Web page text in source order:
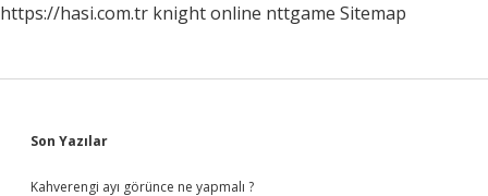
https://hasi.com.tr knight online nttgame Sitemap
Sidebar
Son Yazılar
Kahverengi ayı görünce ne yapmalı ?